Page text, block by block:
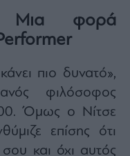
Μια φορά
πιο δυνατό»,
φιλόσοφος
Όμως ο Νίτσε
επίσης ότι
και όχι αυτός